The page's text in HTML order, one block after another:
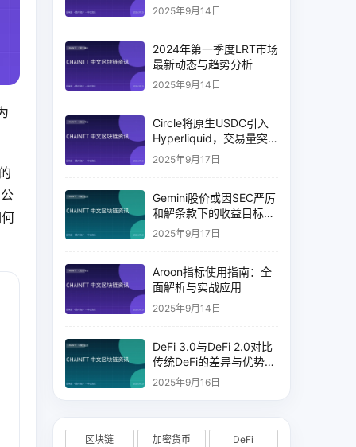
2025年9月14日
2024年第一季度LRT市场
最新动态与趋势分析
2025年9月14日
Circle将原生USDC引入
Hyperliquid，交易量突
破币安14%
2025年9月17日
Gemini股价或因SEC严厉
和解条款下的收益目标破
灭而下跌
2025年9月17日
Aroon指标使用指南：全
面解析与实战应用
2025年9月14日
DeFi 3.0与DeFi 2.0对比
传统DeFi的差异与优势分
析
2025年9月16日
区块链 加密货币
DeFi